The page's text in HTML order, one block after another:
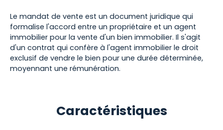
Le mandat de vente est un document juridique qui
formalise l'accord entre un propriétaire et un agent
immobilier pour la vente d'un bien immobilier. Il s'agit
d'un contrat qui confère à l'agent immobilier le droit
exclusif de vendre le bien pour une durée déterminée,
moyennant une rémunération.
Caractéristiques